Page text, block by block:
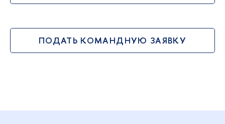
ПОДАТЬ КОМАНДНУЮ ЗАЯВКУ